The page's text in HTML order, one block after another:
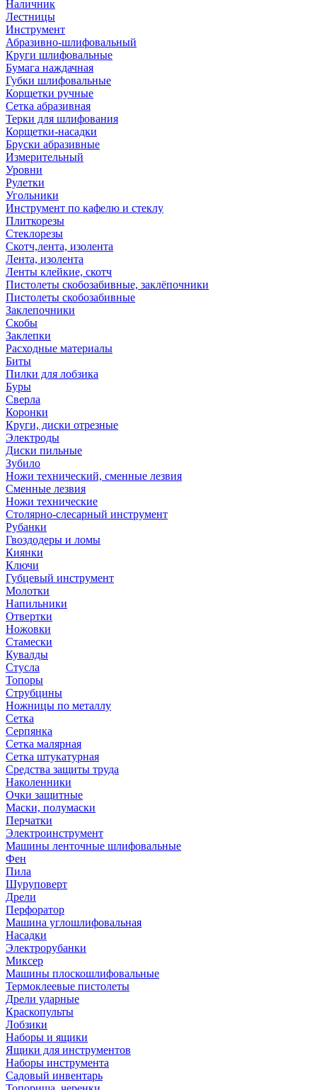
Наличник
Лестницы
Инструмент
Абразивно-шлифовальный
Круги шлифовальные
Бумага наждачная
Губки шлифовальные
Корщетки ручные
Сетка абразивная
Терки для шлифования
Корщетки-насадки
Бруски абразивные
Измерительный
Уровни
Рулетки
Угольники
Инструмент по кафелю и стеклу
Плиткорезы
Стеклорезы
Скотч,лента, изолента
Лента, изолента
Ленты клейкие, скотч
Пистолеты скобозабивные, заклёпочники
Пистолеты скобозабивные
Заклепочники
Скобы
Заклепки
Расходные материалы
Биты
Пилки для лобзика
Буры
Сверла
Коронки
Круги, диски отрезные
Электроды
Диски пильные
Зубило
Ножи технический, сменные лезвия
Сменные лезвия
Ножи технические
Столярно-слесарный инструмент
Рубанки
Гвоздодеры и ломы
Киянки
Ключи
Губцевый инструмент
Молотки
Напильники
Отвертки
Ножовки
Стамески
Кувалды
Стусла
Топоры
Струбцины
Ножницы по металлу
Сетка
Серпянка
Сетка малярная
Сетка штукатурная
Средства защиты труда
Наколенники
Очки защитные
Маски, полумаски
Перчатки
Электроинструмент
Машины ленточные шлифовальные
Фен
Пила
Шуруповерт
Дрели
Перфоратор
Машина углошлифовальная
Насадки
Электрорубанки
Миксер
Машины плоскошлифовальные
Термоклеевые пистолеты
Дрели ударные
Краскопульты
Лобзики
Наборы и ящики
Ящики для инструментов
Наборы инструмента
Садовый инвентарь